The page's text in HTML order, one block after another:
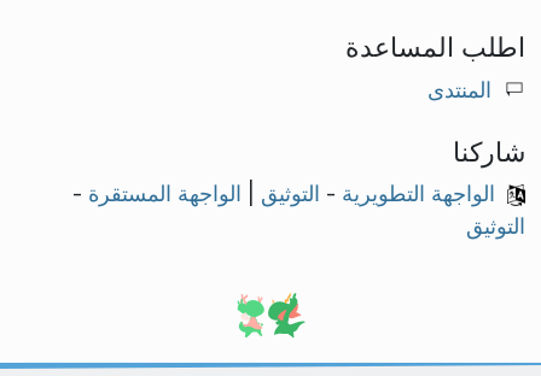
اطلب المساعدة
المنتدى
شاركنا
الواجهة التطويرية - التوثيق الواجهة المستقرة -
التوثيق